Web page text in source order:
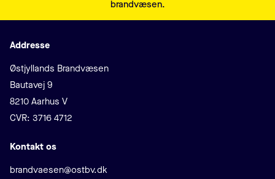
brandvæsen.
Addresse
Adresse
Østjyllands Brandvæsen
Bautavej 9
8210 Aarhus V
CVR: 3716 4712
Kontakt os
E-mail
brandvaesen@ostbv.dk